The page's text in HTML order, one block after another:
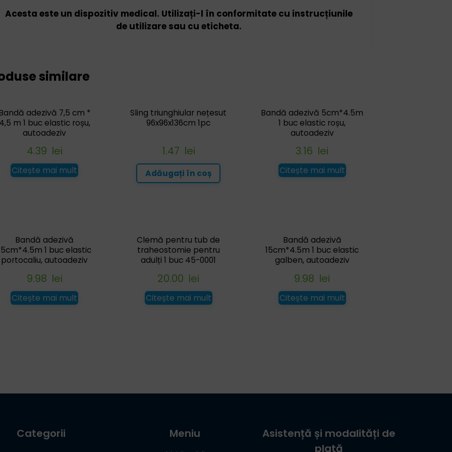
Acesta este un dispozitiv medical. Utilizați-l în conformitate cu instrucțiunile
de utilizare sau cu eticheta.
similare
adezivă 7,5 cm *
m 1 buc elastic roșu,
autoadeziv
4.39 lei
Citește mai mult
Sling triunghiular nețesut
96x96x136cm 1pc
1.47 lei
Adăugați în coș
Bandă adezivă 5cm*4.5m
1 buc elastic roșu,
autoadeziv
3.16 lei
Citește mai mult
Bandă adezivă
1 buc elastic
portocaliu, autoadeziv
9.98 lei
Citește mai mult
Clemă pentru tub de
traheostomie pentru
adulți 1 buc 45-0001
20.00 lei
Citește mai mult
Bandă adezivă
15cm*4.5m 1 buc elastic
galben, autoadeziv
9.98 lei
Citește mai mult
Categorii Meniu
Asistență și modalități de
plată